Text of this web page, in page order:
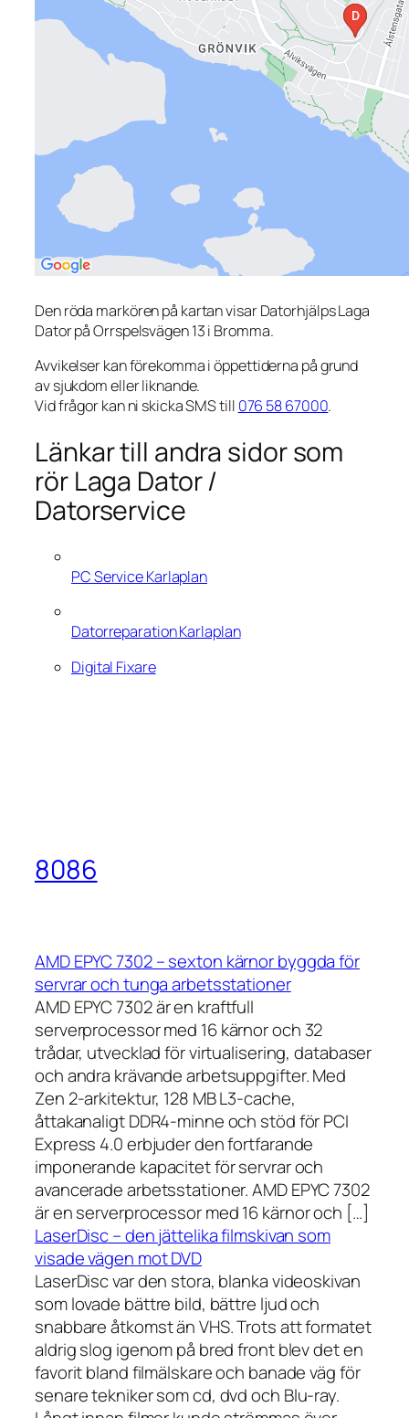
Den röda markören på kartan visar Datorhjälps Laga
Dator på Orrspelsvägen 13 i Bromma.
Avvikelser kan förekomma i öppettiderna på grund
av sjukdom eller liknande.
Vid frågor kan ni skicka SMS till 076 58 67000.
Länkar till andra sidor som
rör Laga Dator /
Datorservice
PC Service Karlaplan
Datorreparation Karlaplan
Digital Fixare
8086
AMD EPYC 7302 – sexton kärnor byggda för
servrar och tunga arbetsstationer
AMD EPYC 7302 är en kraftfull
serverprocessor med 16 kärnor och 32
trådar, utvecklad för virtualisering, databaser
och andra krävande arbetsuppgifter. Med
Zen 2-arkitektur, 128 MB L3-cache,
åttakanaligt DDR4-minne och stöd för PCI
Express 4.0 erbjuder den fortfarande
imponerande kapacitet för servrar och
avancerade arbetsstationer. AMD EPYC 7302
är en serverprocessor med 16 kärnor och […]
LaserDisc – den jättelika filmskivan som
visade vägen mot DVD
LaserDisc var den stora, blanka videoskivan
som lovade bättre bild, bättre ljud och
snabbare åtkomst än VHS. Trots att formatet
aldrig slog igenom på bred front blev det en
favorit bland filmälskare och banade väg för
senare tekniker som cd, dvd och Blu-ray.